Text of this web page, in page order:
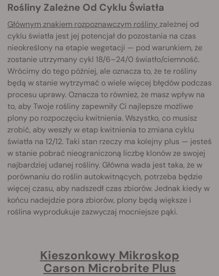
Rośliny Zależne Od Cyklu Światła
Głównym znakiem rozpoznawczym roślinyzależnej od
cyklu światła jest jej potencjał do pozostania na czas
nieokreślony na etapie wegetacji — pod warunkiem, że
zostanie utrzymany cykl 18/6–24/0 światło/ciemność.
Wrócimy do tego później, ale oznacza to, że te rośliny
będą w stanie wytrzymać o wiele więcej błędów podczas
procesu uprawy. Oznacza to również, że masz wpływ na
to, aby Twoje rośliny zapewniły Ci najlepsze możliwe
plony po rozpoczęciu kwitnienia. Wszystko, co musisz
zrobić, aby weszły w etap kwitnienia to zmiana cyklu
światła na 12/12. Taki stan rzeczy ma kolejny plus — jesteś
w stanie pobrać nieograniczoną liczbę klonów ze swojej
najbardziej udanej rośliny. Główna wada jest taka, że w
porównaniu do roślin autokwitnących, potrzeba będzie
więcej czasu, aby nadszedł czas zbiorów. Jednak kiedy w
końcu nadejdzie pora zbiorów, plony będą większe i
roślina wyprodukuje zazwyczaj mocniejsze pąki.
Kieszonkowy Mikroskop
Carson Microbrite Plus